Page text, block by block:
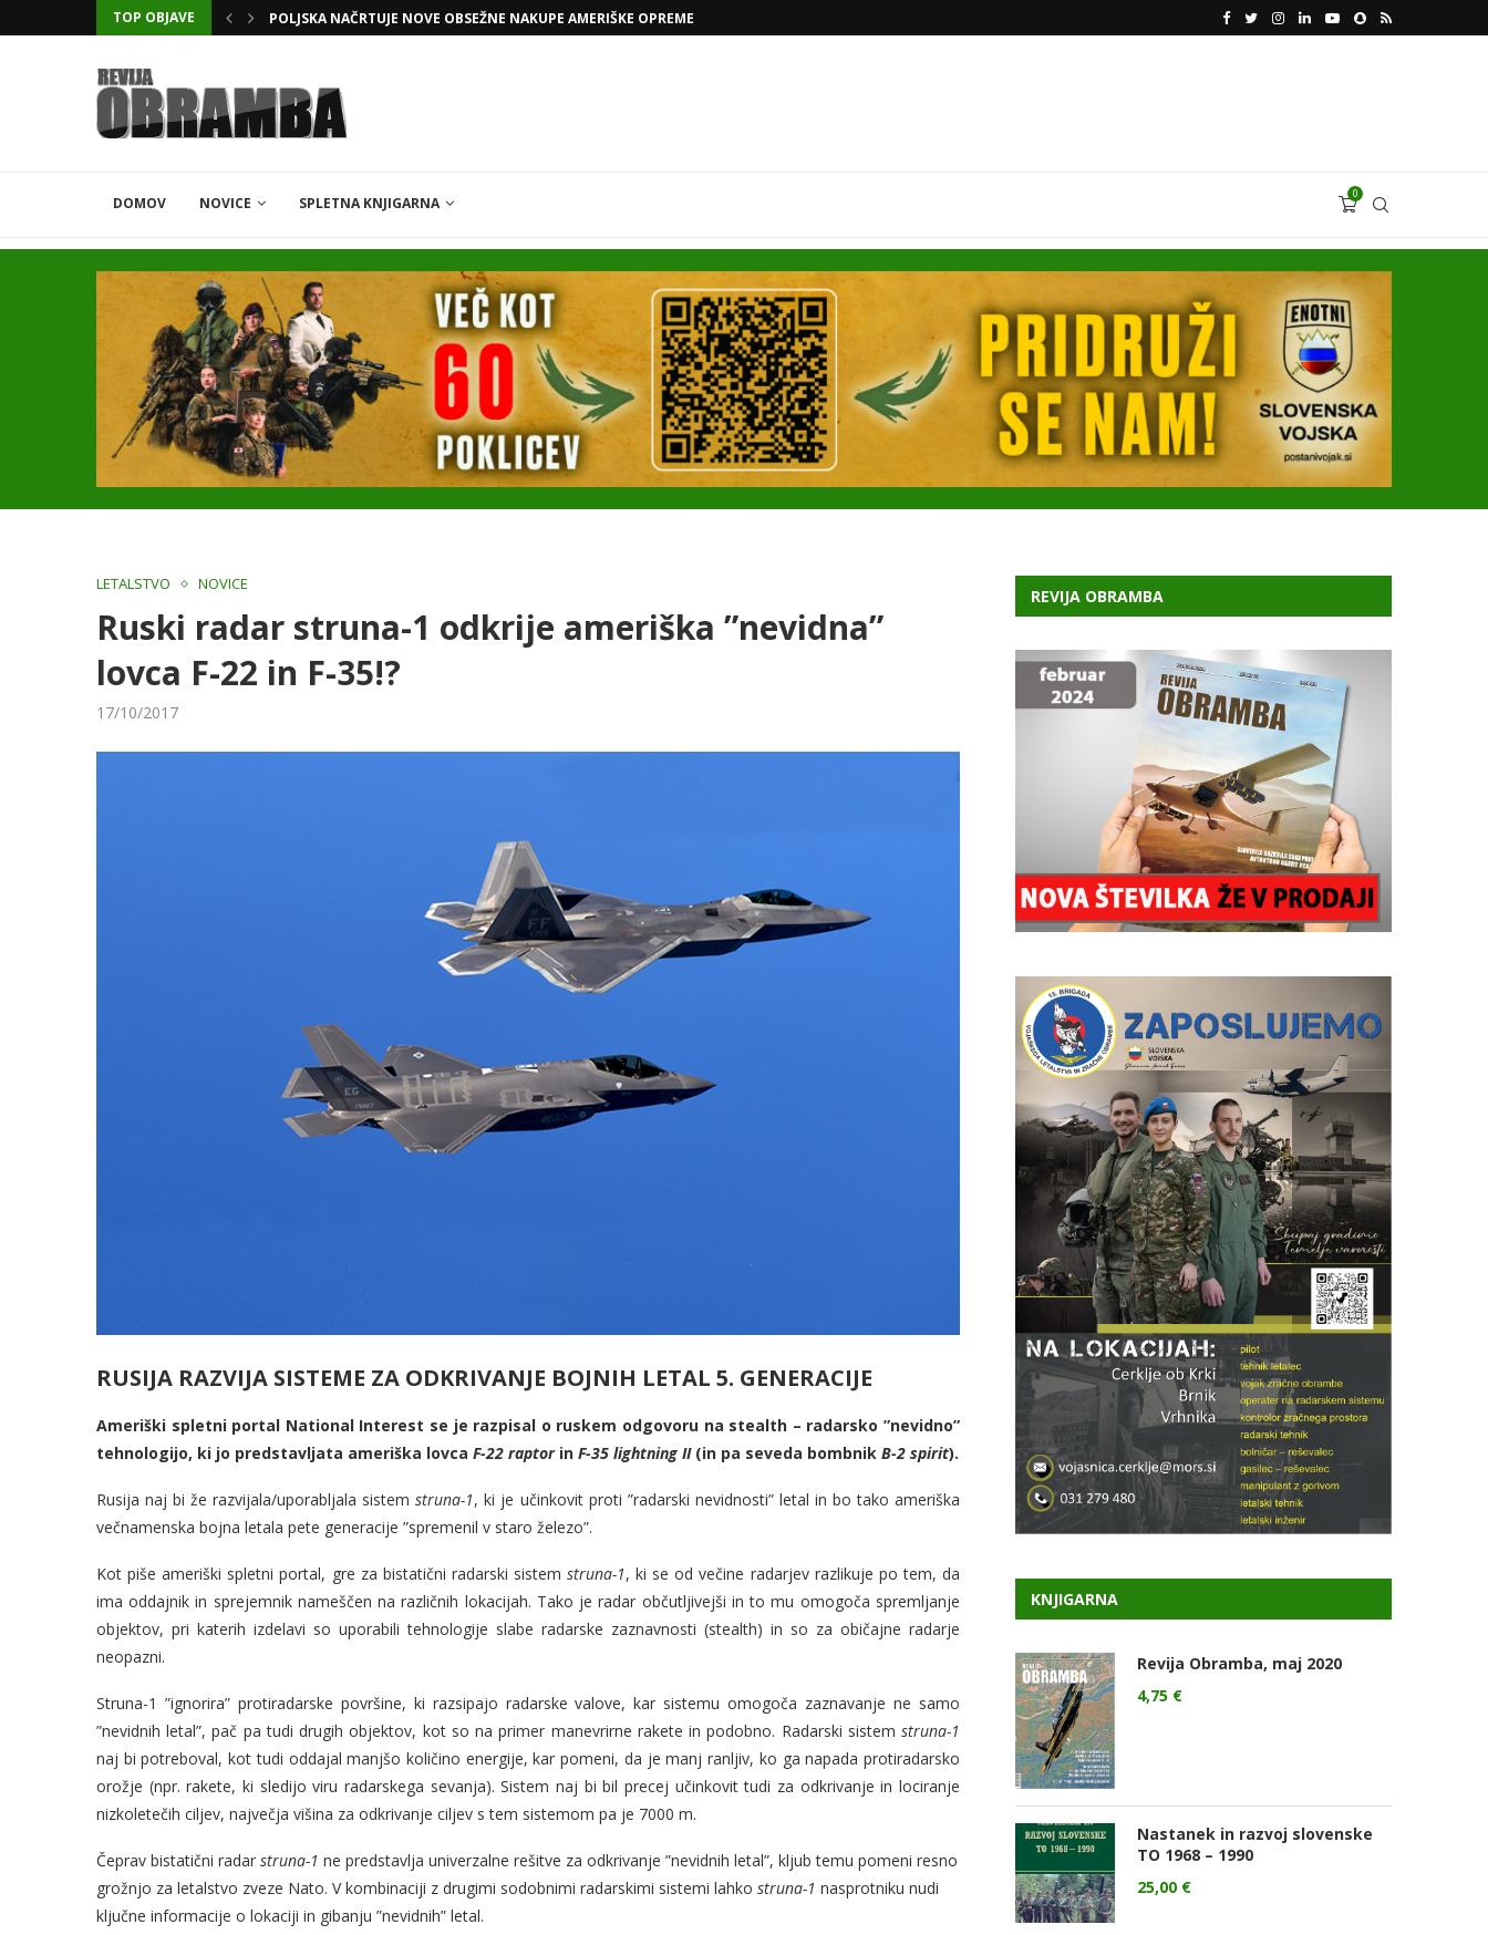
TOP OBJAVE KATARSKI DELNIČAR ZAPLETEL VOLKSWAGNOVE NAČRTE Z RAFAELOM VODJA UKROBORONPROMA HERMAN SMETANIN
DOMOV NOVICE SPLETNA KNJIGARNA
0
LETALSTVO NOVICE
Ruski radar struna-1 odkrije ameriška ”nevidna”
lovca F-22 in F-35!?
17/10/2017
RUSIJA RAZVIJA SISTEME ZA ODKRIVANJE BOJNIH LETAL 5. GENERACIJE
Ameriški spletni portal National Interest se je razpisal o ruskem odgovoru na stealth – radarsko ”nevidno”
tehnologijo, ki jo predstavljata ameriška lovca F-22 raptorin F-35 lightning II(in pa seveda bombnik B-2 spirit).
Rusija naj bi že razvijala/uporabljala sistemstruna-1, ki je učinkovit proti ”radarski nevidnosti” letal in bo tako ameriška
večnamenska bojna letala pete generacije ”spremenil v staro železo”.
Kot piše ameriški spletni portal, gre za bistatični radarski sistemstruna-1, ki se od večine radarjev razlikuje po tem, da
ima oddajnik in sprejemnik nameščen na različnih lokacijah. Tako je radar občutljivejši in to mu omogoča spremljanje
objektov, pri katerih izdelavi so uporabili tehnologije slabe radarske zaznavnosti (stealth) in so za običajne radarje
neopazni.
Struna-1 ”ignorira” protiradarske površine, ki razsipajo radarske valove, kar sistemu omogoča zaznavanje ne samo
”nevidnih letal”, pač pa tudi drugih objektov, kot so na primer manevrirne rakete in podobno. Radarski sistem struna-1
naj bi potreboval, kot tudi oddajal manjšo količino energije, kar pomeni, da je manj ranljiv, ko ga napada protiradarsko
orožje (npr. rakete, ki sledijo viru radarskega sevanja). Sistem naj bi bil precej učinkovit tudi za odkrivanje in lociranje
nizkoletečih ciljev, največja višina za odkrivanje ciljev s tem sistemom pa je 7000 m.
Čeprav bistatični radar struna-1 ne predstavlja univerzalne rešitve za odkrivanje ”nevidnih letal”, kljub temu pomeni resno
grožnjo za letalstvo zveze Nato. V kombinaciji z drugimi sodobnimi radarskimi sistemi lahko struna-1 nasprotniku nudi
ključne informacije o lokaciji in gibanju ”nevidnih” letal.
REVIJA OBRAMBA
KNJIGARNA
Revija Obramba, maj 2020
4,75 €
Nastanek in razvoj slovenske
TO 1968 – 1990
25,00 €